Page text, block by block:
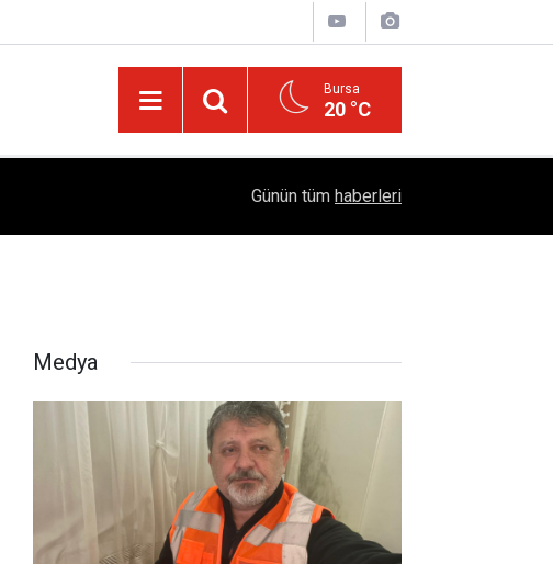
Bursa
20 °C
Günün tüm haberleri
Medya